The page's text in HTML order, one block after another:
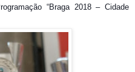
“Braga 2018 – Cidade